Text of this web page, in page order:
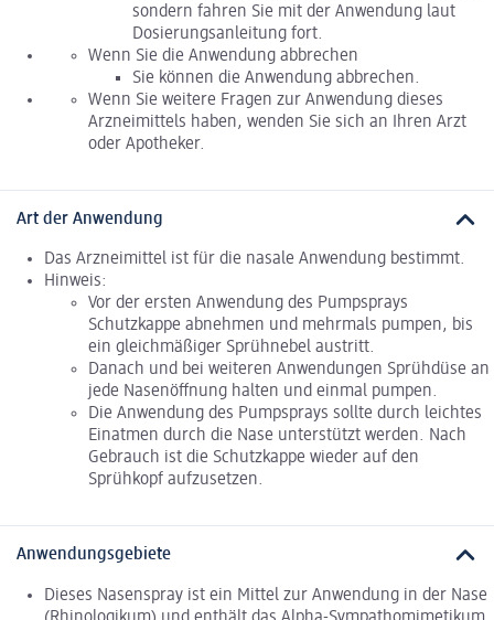
sondern fahren Sie mit der Anwendung laut
Dosierungsanleitung fort.
Wenn Sie die Anwendung abbrechen
Sie können die Anwendung abbrechen.
Wenn Sie weitere Fragen zur Anwendung dieses
Arzneimittels haben, wenden Sie sich an Ihren Arzt
oder Apotheker.
Art der Anwendung
Das Arzneimittel ist für die nasale Anwendung bestimmt.
Hinweis:
Vor der ersten Anwendung des Pumpsprays
Schutzkappe abnehmen und mehrmals pumpen, bis
ein gleichmäßiger Sprühnebel austritt.
Danach und bei weiteren Anwendungen Sprühdüse an
jede Nasenöffnung halten und einmal pumpen.
Die Anwendung des Pumpsprays sollte durch leichtes
Einatmen durch die Nase unterstützt werden. Nach
Gebrauch ist die Schutzkappe wieder auf den
Sprühkopf aufzusetzen.
Anwendungsgebiete
Dieses Nasenspray ist ein Mittel zur Anwendung in der Nase